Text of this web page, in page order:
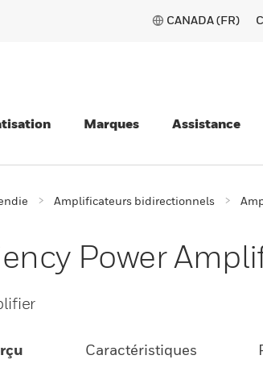
CANADA (FR)
Marques Assistance
Amplificateurs bidirectionnels
Power
Caractéristiques